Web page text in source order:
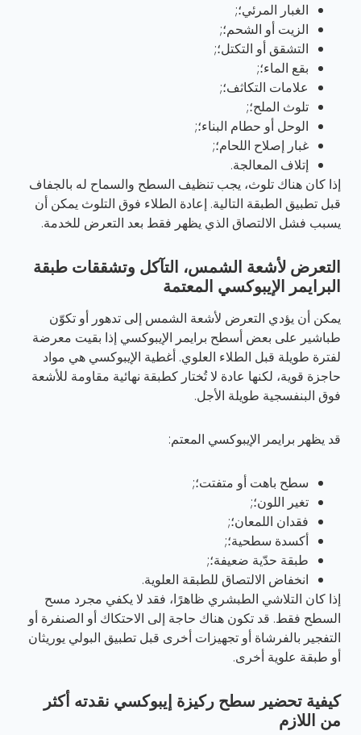
الغبار المرئي؛;
الزيت أو الشحم؛;
التشقق أو التكتل؛;
بقع الماء؛;
علامات التكاثف؛;
تلوث الملح؛;
الوحل أو حطام البناء؛;
غبار إصلاح اللحام؛;
إتلاف المعالجة.
إذا كان هناك تلوث، يجب تنظيف السطح والسماح له بالجفاف
قبل تطبيق الطبقة التالية. إعادة الطلاء فوق التلوث يمكن أن
يسبب فشل الالتصاق الذي يظهر فقط بعد التعرض للخدمة.
التعرض لأشعة الشمس، التآكل وتشققات طبقة
البرايمر الإيبوكسي المعتمة
يمكن أن يؤدي التعرض لأشعة الشمس إلى تدهور أو تكوّن
طباشير على بعض أسطح برايمر الإيبوكسي إذا بقيت معرضة
لفترة طويلة قبل الطلاء العلوي. أغطية الإيبوكسي هي مواد
حاجزة قوية، لكنها عادة لا تُختار كطبقة نهائية مقاومة للأشعة
فوق البنفسجية طويلة الأجل.
قد يظهر برايمر الإيبوكسي المعتم:
سطح باهت أو متفتت؛;
تغير اللون؛;
فقدان اللمعان؛;
أكسدة سطحية؛;
طبقة حدّية ضعيفة؛;
انخفاض الالتصاق للطبقة العلوية.
إذا كان التلاشي الطبشري ظاهرًا، فقد لا يكفي مجرد مسح
السطح فقط. قد تكون هناك حاجة إلى الاحتكاك أو الصنفرة أو
التفجير بالفرشاة أو تجهيزات أخرى قبل تطبيق البولي يوريثان
أو طبقة علوية أخرى.
كيفية تحضير سطح ركيزة إيبوكسي نقدته أكثر
من اللازم